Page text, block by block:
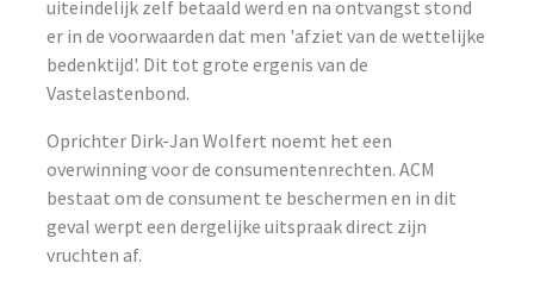
uiteindelijk zelf betaald werd en na ontvangst stond
er in de voorwaarden dat men 'afziet van de wettelijke
bedenktijd'. Dit tot grote ergenis van de
Vastelastenbond.
Oprichter Dirk-Jan Wolfert noemt het een
overwinning voor de consumentenrechten. ACM
bestaat om de consument te beschermen en in dit
geval werpt een dergelijke uitspraak direct zijn
vruchten af.